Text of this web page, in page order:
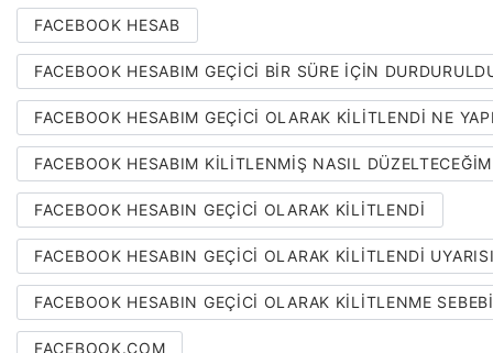
FACEBOOK HESAB
FACEBOOK HESABIM GEÇICI BIR SÜRE IÇIN
FACEBOOK HESABIM GEÇICI OLARAK KILITLENDI NE
FACEBOOK HESABIM KILITLENMIŞ NASIL DÜZELTECEĞIM
FACEBOOK HESABIN GEÇICI OLARAK KILITLENDI
FACEBOOK HESABIN GEÇICI OLARAK KILITLENDI
FACEBOOK HESABIN GEÇICI OLARAK KILITLENME SEBEBI
FACEBOOK.COM